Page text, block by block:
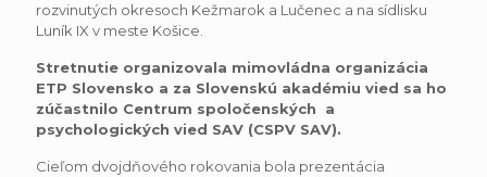
rozvinutých okresoch Kežmarok a Lučenec a na sídlisku
Luník IX v meste Košice.
Stretnutie organizovala mimovládna organizácia
ETP Slovensko a za Slovenskú akadémiu vied sa ho
zúčastnilo Centrum spoločenských a
psychologických vied SAV (CSPV SAV).
Cieľom dvojdňového rokovania bola prezentácia